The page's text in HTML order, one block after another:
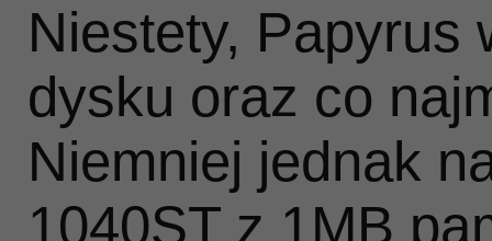
Niestety, Papyrus
dysku oraz co
Niemniej jednak
1040ST z 1MB